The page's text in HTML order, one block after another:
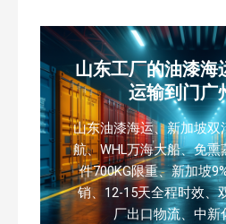
山东工厂的油漆海
运输到门广
山东油漆海运、新加坡双
航、WHL万海大船、免
件700KG限重、新加坡
销、12-15天全程时效、
厂出口物流、中新